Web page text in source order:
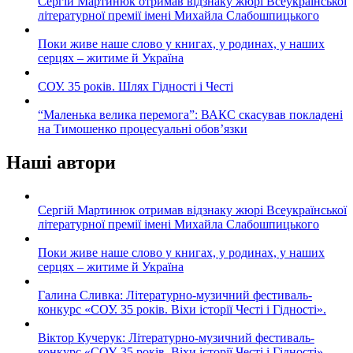
літературної премії імені Михайла Слабошпицького
Поки живе наше слово у книгах, у родинах, у наших
серцях – житиме й Україна
СОУ. 35 років. Шлях Гідності і Честі
“Маленька велика перемога”: ВАКС скасував покладені
на Тимошенко процесуальні обов’язки
Наші автори
Сергій Мартинюк отримав відзнаку жюрі Всеукраїнської
літературної премії імені Михайла Слабошпицького
Поки живе наше слово у книгах, у родинах, у наших
серцях – житиме й Україна
Галина Сливка: Літературно-музичний фестиваль-
конкурс «СОУ. 35 років. Віхи історії Честі і Гідності».
Віктор Кучерук: Літературно-музичний фестиваль-